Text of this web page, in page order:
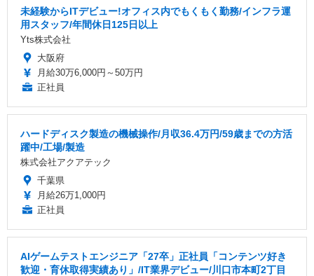
未経験からITデビュー!オフィス内でもくもく勤務/インフラ運
用スタッフ/年間休日125日以上
Yts株式会社
大阪府
月給30万6,000円～50万円
正社員
ハードディスク製造の機械操作/月収36.4万円/59歳までの方活
躍中/工場/製造
株式会社アクアテック
千葉県
月給26万1,000円
正社員
AIゲームテストエンジニア「27卒」正社員「コンテンツ好き
歓迎・育休取得実績あり」/IT業界デビュー/川口市本町2丁目